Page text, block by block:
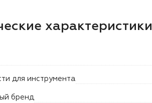
характеристики
для инструмента
бренд